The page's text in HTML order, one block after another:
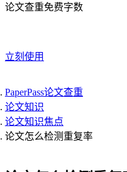
论文查重免费字数
立刻使用
PaperPass论文查重
论文知识
论文知识焦点
论文怎么检测重复率